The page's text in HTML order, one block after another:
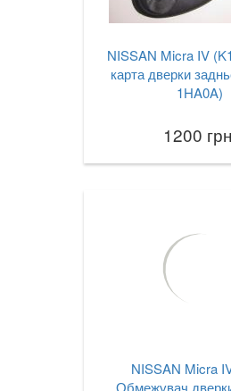
NISSAN Micra IV
карта дверки
1HA0A)
1200
NISSAN Micra
Обмежувач